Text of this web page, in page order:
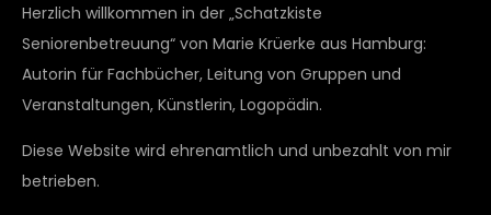
Herzlich willkommen in der „Schatzkiste
Seniorenbetreuung“ von Marie Krüerke aus Hamburg:
Autorin für Fachbücher, Leitung von Gruppen und
Veranstaltungen, Künstlerin, Logopädin.
Diese Website wird ehrenamtlich und unbezahlt von mir
betrieben.